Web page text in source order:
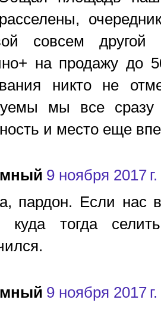
совсем другой
на продажу до
никто не
мы все
и место еще
9 ноября 2017
пардон. Если нас
куда тогда
9 ноября 2017